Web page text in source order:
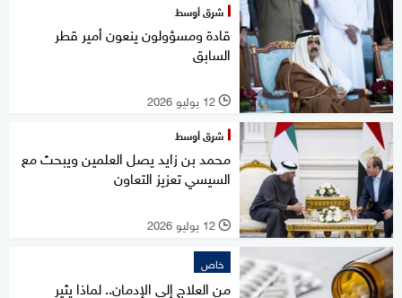
شرق أوسط
قادة ومسؤولون ينعون أمير قطر
السابق
l 12 يوليو 2026
شرق أوسط
محمد بن زايد يصل العلمين ويبحث مع
السيسي تعزيز التعاون
l 12 يوليو 2026
خاص
من العلاج إلى الإدمان.. لماذا يثير